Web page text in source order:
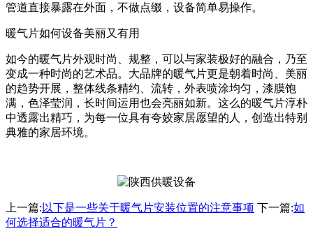
管道直接暴露在外面，不做点缀，设备简单易操作。
暖气片如何设备美丽又有用
如今的暖气片外观时尚、规整，可以与家装极好的融合，乃至
变成一种时尚的艺术品。大品牌的暖气片更是朝着时尚、美丽
的趋势开展，整体线条精约、流转，外表喷涂均匀，漆膜饱
满，色泽莹润，长时间运用也会亮丽如新。这么的暖气片淳朴
中透露出精巧，为每一位具有夸姣家居愿望的人，创造出特别
典雅的家居环境。
上一篇: 以下是一些关于暖气片安装位置的注意事项 下一篇:如
何选择适合的暖气片？